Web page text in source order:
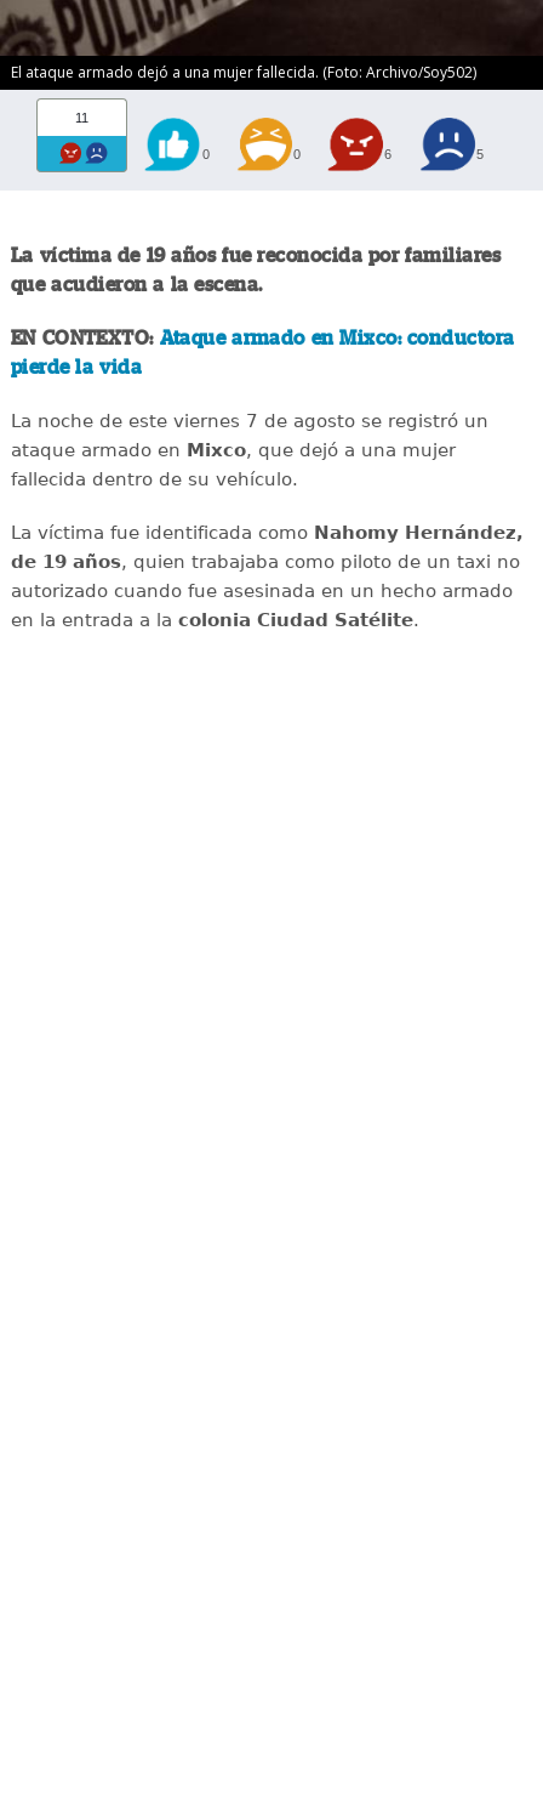
El ataque armado dejó a una mujer fallecida. (Foto: Archivo/Soy502)
11
0 0 6 5
La víctima de 19 años fue reconocida por familiares
que acudieron a la escena.
EN CONTEXTO: Ataque armado en Mixco: conductora
pierde la vida
La noche de este viernes 7 de agosto se registró un
ataque armado en Mixco, que dejó a una mujer
fallecida dentro de su vehículo.
La víctima fue identificada como Nahomy Hernández,
de 19 años, quien trabajaba como piloto de un taxi no
autorizado cuando fue asesinada en un hecho armado
en la entrada a la colonia Ciudad Satélite.